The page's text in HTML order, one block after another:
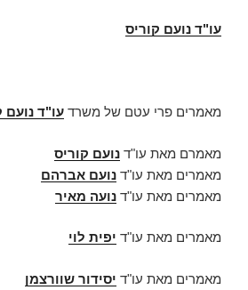
עו"ד נועם קוריס
מאמרים פרי עטם של משרד עו"ד נועם
מאמרם מאת עו"ד נועם קוריס
מאמרים מאת עו"ד נועם אברהם
מאמרים מאת עו"ד נועה מאיר
מאמרים מאת עו"ד יפית לוי
מאמרים מאת עו"ד יסידור שוורצמן